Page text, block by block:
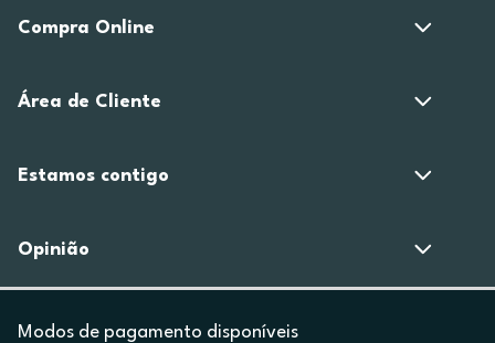
Compra Online
Área de Cliente
Estamos contigo
Opinião
Modos de pagamento disponíveis